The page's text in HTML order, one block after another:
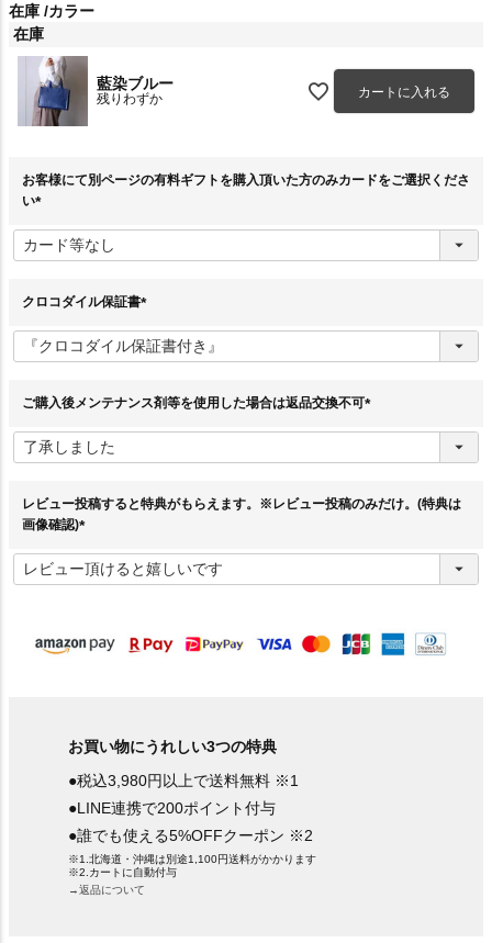
在庫 カラー
在庫
藍染ブルー
残りわずか カートに入れる
お客様にて別ページの有料ギフトを購入頂いた方のみカードをご選択くださ
い
必
須
クロコダイル保証書
必
須
ご購入後メンテナンス剤等を使用した場合は返品交換不可
須
レビュー投稿すると特典がもらえます。※レビュー投稿のみだけ。(特典は
画像確認)
必
須
お買い物にうれしい3つの特典
●税込3,980円以上で送料無料 ※1
●LINE連携で200ポイント付与
●誰でも使える5%OFFクーポン ※2
※1.北海道・沖縄は別途1,100円送料がかかります
※2.カートに自動付与
→返品について